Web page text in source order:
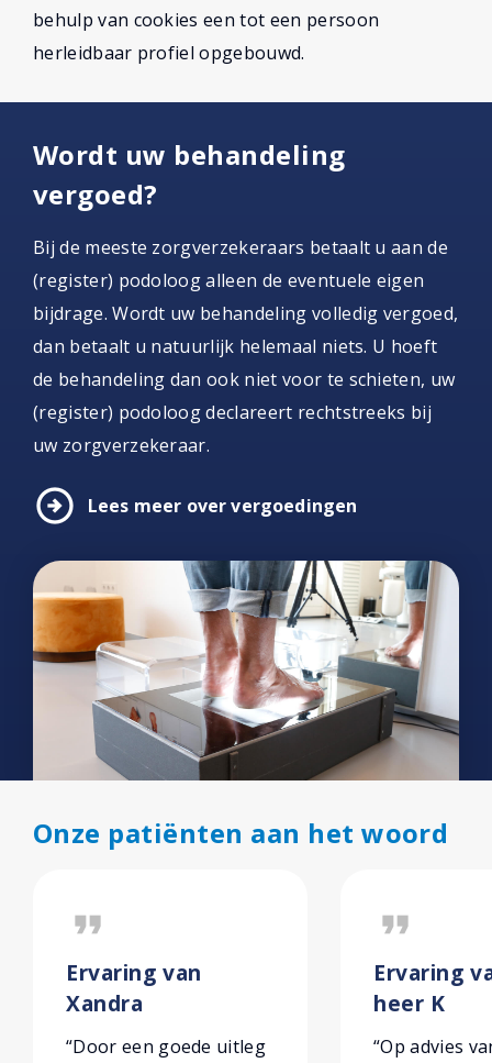
behulp van cookies een tot een persoon
herleidbaar profiel opgebouwd.
Wordt uw behandeling
vergoed?
Bij de meeste zorgverzekeraars betaalt u aan de
(register) podoloog alleen de eventuele eigen
bijdrage. Wordt uw behandeling volledig vergoed,
dan betaalt u natuurlijk helemaal niets. U hoeft
de behandeling dan ook niet voor te schieten, uw
(register) podoloog declareert rechtstreeks bij
uw zorgverzekeraar.
arrow_circle_right Lees meer over vergoedingen
Onze patiënten aan het woord
format_quote
Ervaring van
Xandra
“Door een goede uitleg
format_quote
Ervaring
heer K
“Op advies